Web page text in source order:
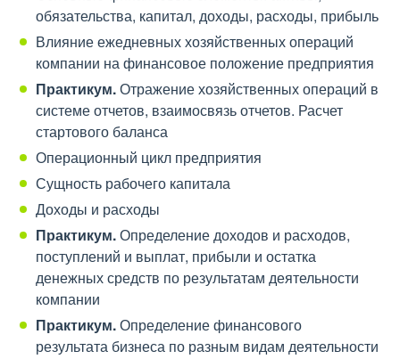
обязательства, капитал, доходы, расходы, прибыль
Влияние ежедневных хозяйственных операций
компании на финансовое положение предприятия
Практикум.Отражение хозяйственных операций в
системе отчетов, взаимосвязь отчетов. Расчет
стартового баланса
Операционный цикл предприятия
Сущность рабочего капитала
Доходы и расходы
Практикум.Определение доходов и расходов,
поступлений и выплат, прибыли и остатка
денежных средств по результатам деятельности
компании
Практикум.Определение финансового
результата бизнеса по разным видам деятельности